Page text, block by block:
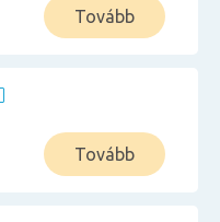
Tovább
Tovább